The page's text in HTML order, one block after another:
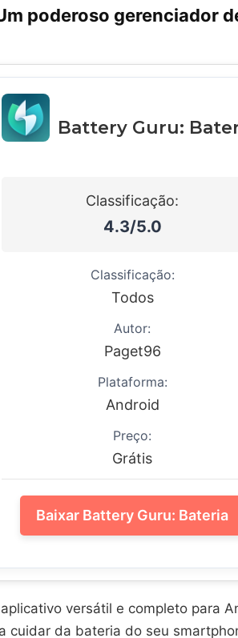
poderoso gerenciador
Battery Guru:
Classificação:
4.3/5.0
Classificação:
Todos
Autor:
Paget96
Plataforma:
Android
Preço:
Grátis
Baixar Battery Guru: Bateria
versátil e completo para
cuidar da bateria do seu